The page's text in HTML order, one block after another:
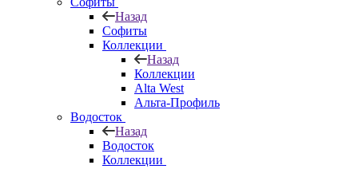
Назад
Софиты
Коллекции
Назад
Коллекции
Alta West
Альта-Профиль
Водосток
Назад
Водосток
Коллекции